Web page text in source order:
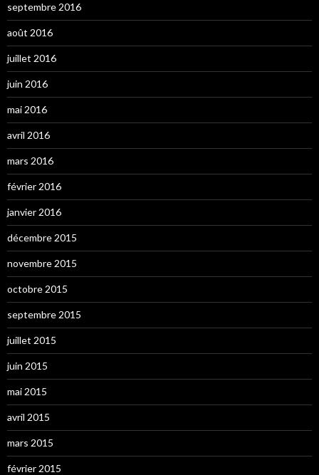
septembre 2016
août 2016
juillet 2016
juin 2016
mai 2016
avril 2016
mars 2016
février 2016
janvier 2016
décembre 2015
novembre 2015
octobre 2015
septembre 2015
juillet 2015
juin 2015
mai 2015
avril 2015
mars 2015
février 2015